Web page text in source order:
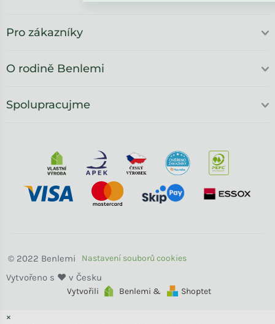
Pro zákazníky
O rodině Benlemi
Spolupracujme
Vytvořili Benlemi & Shoptet
Benlemi
×